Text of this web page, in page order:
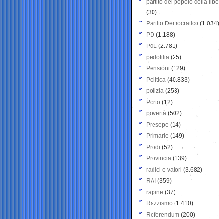
partito del popolo della
(30)
Partito Democratico (1.034)
PD (1.188)
PdL (2.781)
pedofilia (25)
Pensioni (129)
Politica (40.833)
polizia (253)
Porto (12)
povertà (502)
Presepe (14)
Primarie (149)
Prodi (52)
Provincia (139)
radici e valori (3.682)
RAI (359)
rapine (37)
Razzismo (1.410)
Referendum (200)